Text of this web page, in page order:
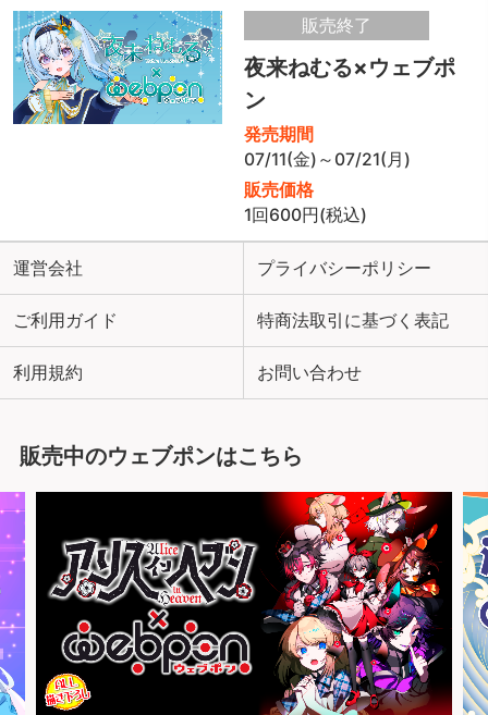
販売終了
夜来ねむる×ウェブポ
ン
発売期間
07/11(金)～07/21(月)
販売価格
1回600円(税込)
運営会社 プライバシーポリシー
ご利用ガイド 特商法取引に基づく表記
利用規約 お問い合わせ
販売中のウェブポンはこちら